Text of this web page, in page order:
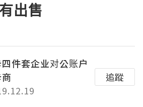
出售
件套企业对公账户
追蹤